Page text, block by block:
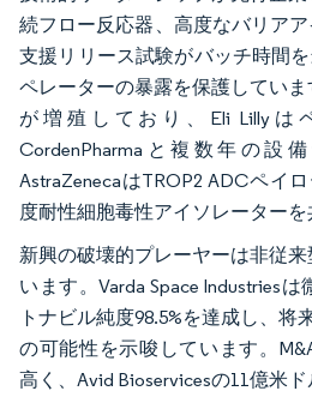
続フロー反応器、高度なバリア
支援リリース試験がバッチ時間
ペレーターの暴露を保護してい
が増殖しており、Eli Lillyは
CordenPharmaと複数年の設
AstraZenecaはTROP2 ADCペイ
度耐性細胞毒性アイソレーターを
新興の破壊的プレーヤーは非従
います。Varda Space Industries
トナビル純度98.5%を達成し、将
の可能性を示唆しています。
高く、Avid Bioservicesの11億米